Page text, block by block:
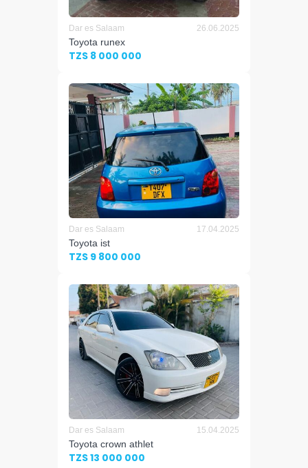
Dar es Salaam 26.06.2025
Toyota runex
TZS 8 000 000
Dar es Salaam 17.04.2025
Toyota ist
TZS 9 800 000
Dar es Salaam 15.04.2025
Toyota crown athlet
TZS 13 000 000